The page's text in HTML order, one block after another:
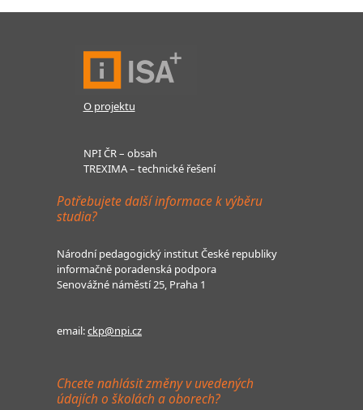
O projektu
NPI ČR – obsah
TREXIMA – technické řešení
Potřebujete další informace k výběru
studia?
Národní pedagogický institut České republiky
informačně poradenská podpora
Senovážné náměstí 25, Praha 1
email:ckp@npi.cz
Chcete nahlásit změny v uvedených
údajích o školách a oborech?